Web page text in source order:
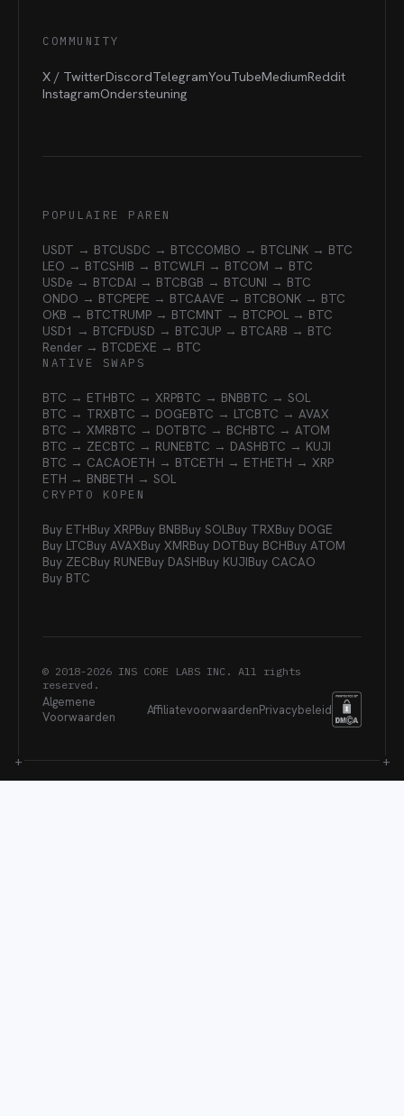
COMMUNITY
X / TwitterDiscordTelegramYouTubeMediumReddit
InstagramOndersteuning
POPULAIRE PAREN
USDT → BTCUSDC → BTCCOMBO → BTCLINK → BTC
LEO → BTCSHIB → BTCWLFI → BTCOM → BTC
USDe → BTCDAI → BTCBGB → BTCUNI → BTC
ONDO → BTCPEPE → BTCAAVE → BTCBONK → BTC
OKB → BTCTRUMP → BTCMNT → BTCPOL → BTC
USD1 → BTCFDUSD → BTCJUP → BTCARB → BTC
Render → BTCDEXE → BTC
NATIVE SWAPS
BTC → ETHBTC → XRPBTC → BNBBTC → SOL
BTC → TRXBTC → DOGEBTC → LTCBTC → AVAX
BTC → XMRBTC → DOTBTC → BCHBTC → ATOM
BTC → ZECBTC → RUNEBTC → DASHBTC → KUJI
BTC → CACAOETH → BTCETH → ETHETH → XRP
ETH → BNBETH → SOL
CRYPTO KOPEN
Buy ETHBuy XRPBuy BNBBuy SOLBuy TRXBuy DOGE
Buy LTCBuy AVAXBuy XMRBuy DOTBuy BCHBuy ATOM
Buy ZECBuy RUNEBuy DASHBuy KUJIBuy CACAO
Buy BTC
© 2018-2026 INS CORE LABS INC. All rights
reserved.
Algemene
Voorwaarden
AffiliatevoorwaardenPrivacybeleid